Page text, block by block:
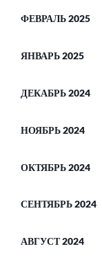
ФЕВРАЛЬ 2025
ЯНВАРЬ 2025
ДЕКАБРЬ 2024
НОЯБРЬ 2024
ОКТЯБРЬ 2024
СЕНТЯБРЬ 2024
АВГУСТ 2024